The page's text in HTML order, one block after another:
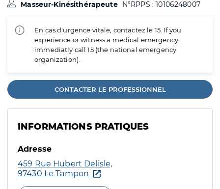
Masseur-Kinésithérapeute N°RPPS : 10106248007
En cas d'urgence vitale, contactez le 15. If you
experience or witness a medical emergency,
immediatly call 15 (the national emergency
organization).
CONTACTER LE PROFESSIONNEL
INFORMATIONS PRATIQUES
Adresse
459 Rue Hubert Delisle,
97430 Le Tampon